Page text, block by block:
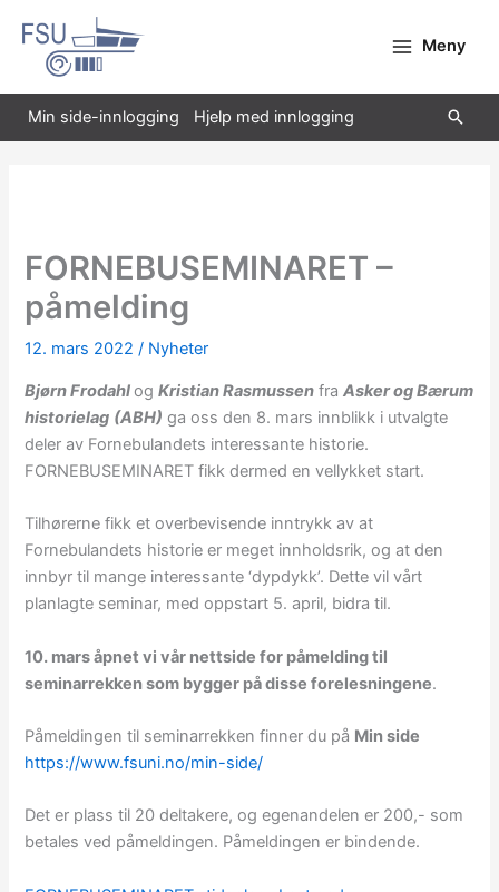
rett
innholdet
Meny
Min side-innlogging Hjelp med innlogging Søk
FORNEBUSEMINARET –
påmelding
12. mars 2022/ Nyheter
Bjørn FrodahlogKristian Rasmussen fraAsker og Bærum
historielag (ABH) ga oss den 8. mars innblikk i utvalgte
deler av Fornebulandets interessante historie.
FORNEBUSEMINARET fikk dermed en vellykket start.
Tilhørerne fikk et overbevisende inntrykk av at
Fornebulandets historie er meget innholdsrik, og at den
innbyr til mange interessante ‘dypdykk’. Dette vil vårt
planlagte seminar, med oppstart 5. april, bidra til.
10. mars åpnet vi vår nettside for påmelding til
seminarrekken som bygger på disse forelesningene.
Påmeldingen til seminarrekken finner du på Min side
https://www.fsuni.no/min-side/
Det er plass til 20 deltakere, og egenandelen er 200,- som
betales ved påmeldingen. Påmeldingen er bindende.